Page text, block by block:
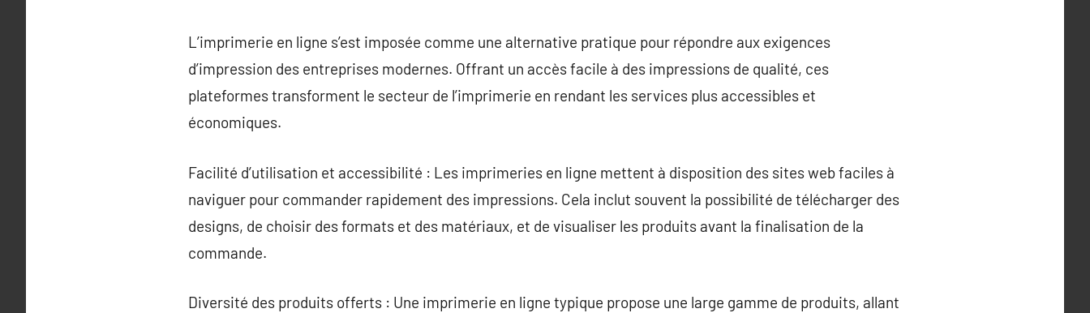
L’imprimerie en ligne s’est imposée comme une alternative pratique pour répondre aux exigences
d’impression des entreprises modernes. Offrant un accès facile à des impressions de qualité, ces
plateformes transforment le secteur de l’imprimerie en rendant les services plus accessibles et
économiques.
Facilité d’utilisation et accessibilité : Les imprimeries en ligne mettent à disposition des sites web faciles à
naviguer pour commander rapidement des impressions. Cela inclut souvent la possibilité de télécharger des
designs, de choisir des formats et des matériaux, et de visualiser les produits avant la finalisation de la
commande.
Diversité des produits offerts : Une imprimerie en ligne typique propose une large gamme de produits, allant